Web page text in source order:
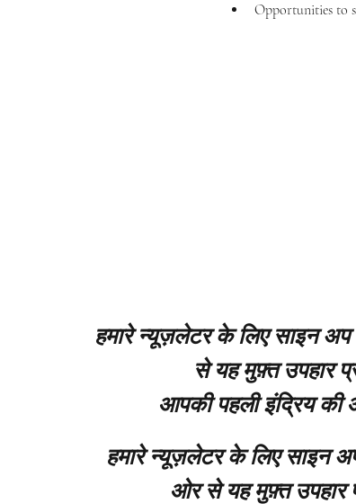
Opportunities to
हमारे न्यूज़लेटर के लिए साइन
से यह मुफ़्त उपहार
आपकी पहली इंद्रिय
हमारे न्यूज़लेटर के लिए साइन
ओर से यह मुफ़्त उपहार